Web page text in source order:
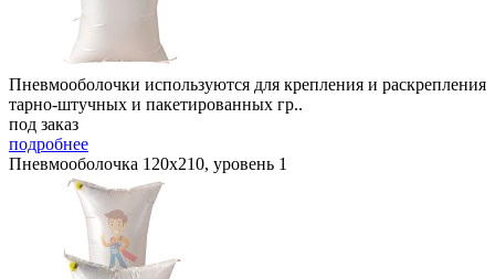
Пневмооболочки используются для крепления и раскрепления
тарно-штучных и пакетированных гр..
под заказ
подробнее
Пневмооболочка 120х210, уровень 1